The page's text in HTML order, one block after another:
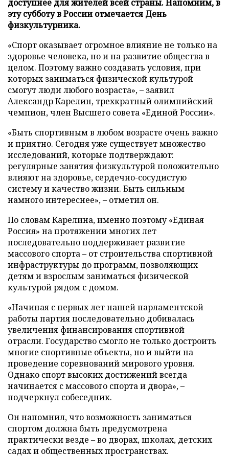
доступнее для жителей всей страны. Напомним, в
эту субботу в России отмечается День
физкультурника.
«Спорт оказывает огромное влияние не только на
здоровье человека, но и на развитие общества в
целом. Поэтому важно создавать условия, при
которых заниматься физической культурой
смогут люди любого возраста», – заявил
Александр Карелин, трехкратный олимпийский
чемпион, член Высшего совета «Единой России».
«Быть спортивным в любом возрасте очень важно
и приятно. Сегодня уже существует множество
исследований, которые подтверждают:
регулярные занятия физкультурой положительно
влияют на здоровье, сердечно-сосудистую
систему и качество жизни. Быть сильным
намного интереснее», – отметил он.
По словам Карелина, именно поэтому «Единая
Россия» на протяжении многих лет
последовательно поддерживает развитие
массового спорта – от строительства спортивной
инфраструктуры до программ, позволяющих
детям и взрослым заниматься физической
культурой рядом с домом.
«Начиная с первых лет нашей парламентской
работы партия последовательно добивалась
увеличения финансирования спортивной
отрасли. Государство смогло не только достроить
многие спортивные объекты, но и выйти на
проведение соревнований мирового уровня.
Однако спорт высоких достижений всегда
начинается с массового спорта и двора», –
подчеркнул собеседник.
Он напомнил, что возможность заниматься
спортом должна быть предусмотрена
практически везде – во дворах, школах, детских
садах и общественных пространствах.